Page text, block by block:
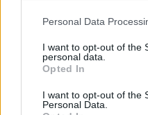
Personal Data
I want to opt-out of the
personal data.
Opted In
I want to opt-out of the
Personal Data.